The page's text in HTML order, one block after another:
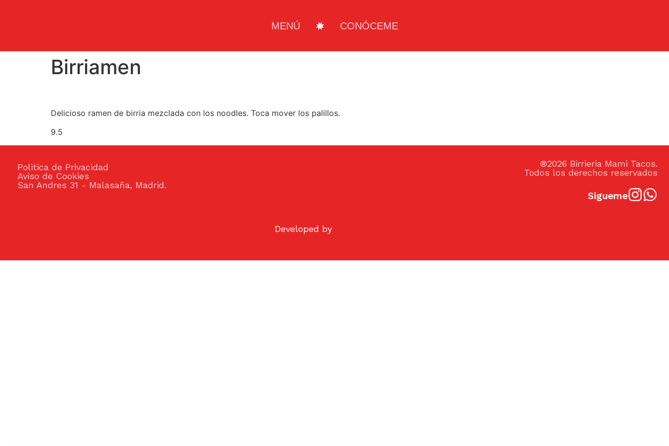
MENÚ CONÓCEME
Birriamen
Delicioso ramen de birria mezclada con los noodles. Toca mover los palillos.
9.5
Politica de Privacidad
Aviso de Cookies
San Andres 31 - Malasaña, Madrid.
®2026 Birrieria Mami Tacos.
Todos los derechos reservados
Sigueme
Developed by